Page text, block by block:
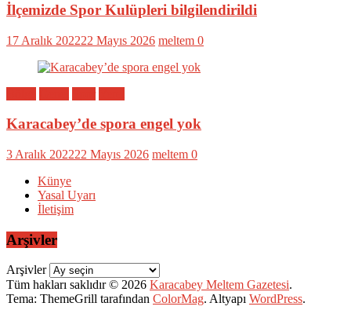
İlçemizde Spor Kulüpleri bilgilendirildi
17 Aralık 202222 Mayıs 2026 meltem 0
Karacabey’de spora engel yok
3 Aralık 202222 Mayıs 2026 meltem 0
Künye
Yasal Uyarı
İletişim
Arşivler
Arşivler
Tüm hakları saklıdır © 2026 Karacabey Meltem Gazetesi.
Tema: ThemeGrill tarafından ColorMag. Altyapı WordPress.